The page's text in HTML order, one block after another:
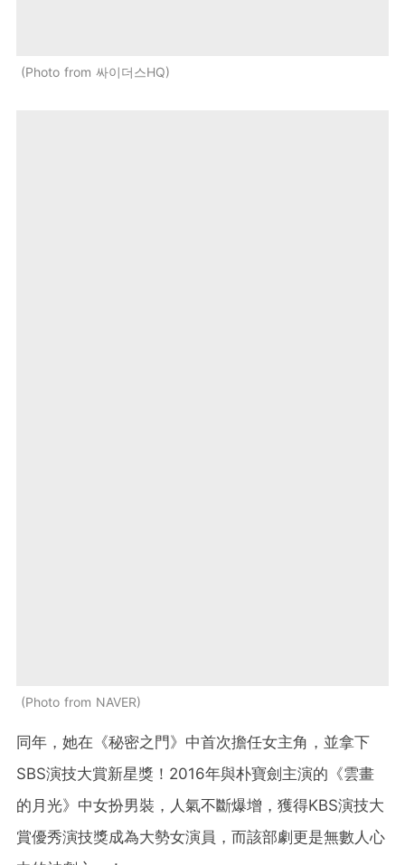
Photo from 싸이더스HQ
Photo from NAVER
同年，她在《秘密之門》中首次擔任女主角，並拿下
SBS演技大賞新星獎！2016年與朴寶劍主演的《雲畫
的月光》中女扮男裝，人氣不斷爆增，獲得KBS演技大
賞優秀演技獎成為大勢女演員，而該部劇更是無數人心